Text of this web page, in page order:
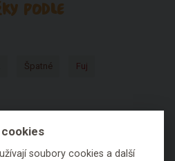
PODLE
Špatné Fuj
soubory cookies a další